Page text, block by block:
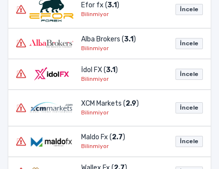
Efor fx (3.1)
Bilinmiyor
İncele
Alba Brokers (3.1)
Bilinmiyor
İncele
İdol FX (3.1)
Bilinmiyor
İncele
XCM Markets (2.9)
Bilinmiyor
İncele
Maldo Fx (2.7)
Bilinmiyor
İncele